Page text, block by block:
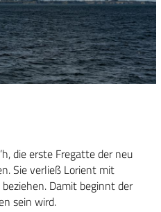
die erste Fregatte der neu
Sie verließ Lorient mit
Damit beginnt der
sein wird.